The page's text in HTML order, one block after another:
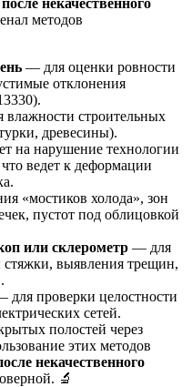
методов
— для оценки ровности
отклонения
строительных
древесины).
на нарушение технологии
ведет к деформации
«мостиков холода», зон
пустот под облицовкой
или склерометр — для
выявления трещин,
для проверки целостности
сетей.
полостей через
этих методов
некачественного
🔬